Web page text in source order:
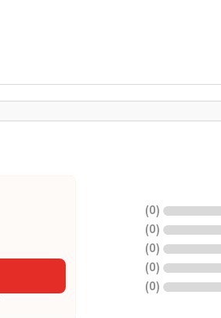
(
0
)
(
0
)
(
0
)
(
0
)
(
0
)